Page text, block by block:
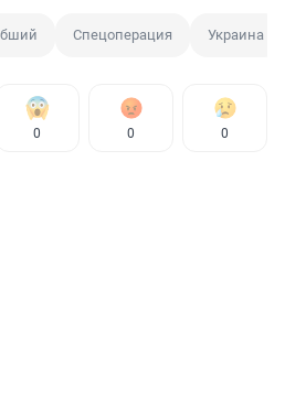
Спецоперация Украина
0 0 0